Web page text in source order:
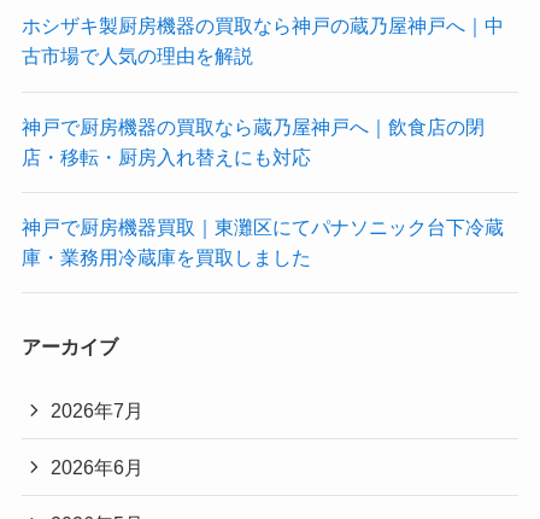
ホシザキ製厨房機器の買取なら神戸の蔵乃屋神戸へ｜中
古市場で人気の理由を解説
神戸で厨房機器の買取なら蔵乃屋神戸へ｜飲食店の閉
店・移転・厨房入れ替えにも対応
神戸で厨房機器買取｜東灘区にてパナソニック台下冷蔵
庫・業務用冷蔵庫を買取しました
アーカイブ
2026年7月
2026年6月